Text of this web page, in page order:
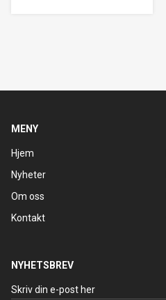
MENY
Hjem
Nyheter
Om oss
Kontakt
NYHETSBREV